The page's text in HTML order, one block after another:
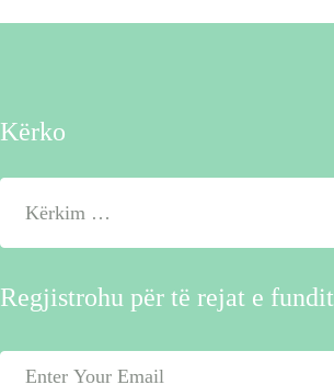
Kërko
për:
Regjistrohu për të rejat e fundit